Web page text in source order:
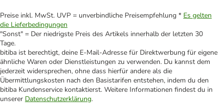
Preise inkl. MwSt. UVP = unverbindliche Preisempfehlung * Es gelten
die Lieferbedingungen
"Sonst" = Der niedrigste Preis des Artikels innerhalb der letzten 30
Tage.
bitiba ist berechtigt, deine E-Mail-Adresse für Direktwerbung für eigene
ähnliche Waren oder Dienstleistungen zu verwenden. Du kannst dem
jederzeit widersprechen, ohne dass hierfür andere als die
Übermittlungskosten nach den Basistarifen entstehen, indem du den
bitiba Kundenservice kontaktierst. Weitere Informationen findest du in
unserer Datenschutzerklärung.